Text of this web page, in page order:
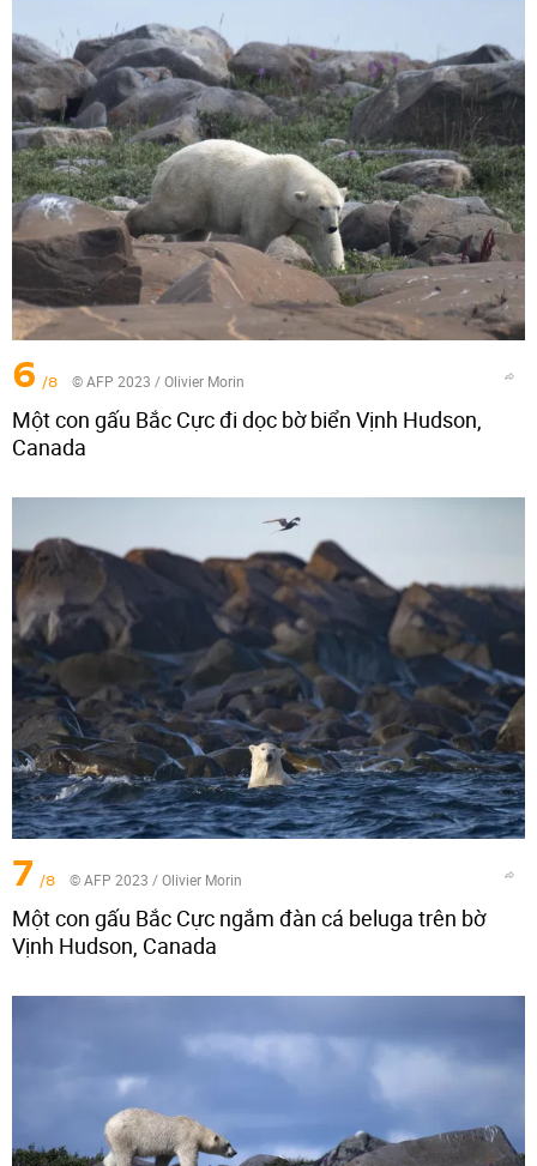
6 /8 © AFP 2023 / Olivier Morin
Một con gấu Bắc Cực đi dọc bờ biển Vịnh Hudson,
Canada
7 /8 © AFP 2023 / Olivier Morin
Một con gấu Bắc Cực ngắm đàn cá beluga trên bờ
Vịnh Hudson, Canada